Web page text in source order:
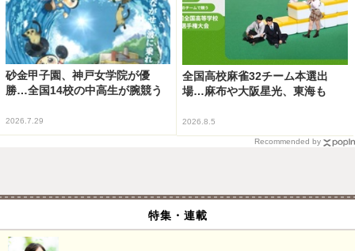
砂金甲子園、神戸女学院が優
勝…全国14校の中高生が腕競う
2026.7.29
全国高校麻雀32チーム本選出
場…麻布や大阪星光、東海も
2026.8.5
Recommended by
特集・連載